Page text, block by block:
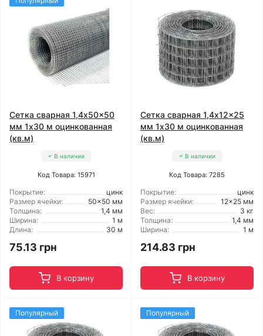
Сетка сварная 1,4x50x50
мм 1x30 м оцинкованная
(кв.м)
В наличии
Код Товара: 15971
Покрытие:
цинк
Размер ячейки:
50x50 мм
Толщина:
1,4 мм
Ширина:
1 м
Длина:
30 м
75.13 грн
В корзину
Сетка сварная 1,4x12x25
мм 1x30 м оцинкованная
(кв.м)
В наличии
Код Товара: 7285
Покрытие:
цинк
Размер ячейки:
12x25 мм
Вес:
3 кг
Толщина:
1,4 мм
Ширина:
1 м
214.83 грн
В корзину
Популярный Популярный